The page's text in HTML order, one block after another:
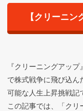
【クリーニ
『クリーニングアッ
で株式戦争に飛び込ん
可能な人生上昇挑戦記
この記事では、「クリ